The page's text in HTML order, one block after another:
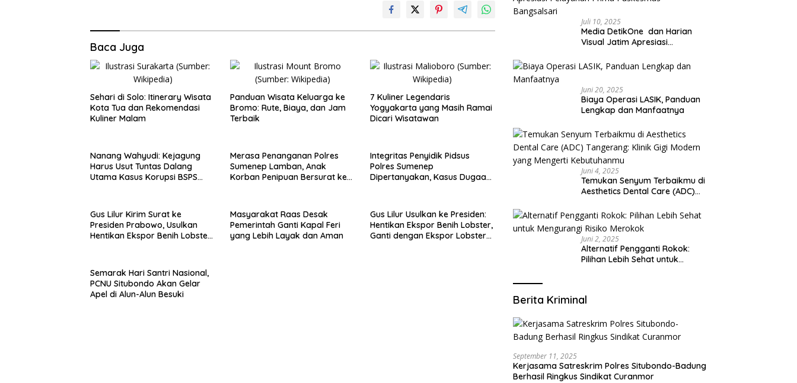
Baca Juga
Sehari di Solo: Itinerary Wisata
Kota Tua dan Rekomendasi
Kuliner Malam
Panduan Wisata Keluarga ke
Bromo: Rute, Biaya, dan Jam
Terbaik
7 Kuliner Legendaris
Yogyakarta yang Masih Ramai
Dicari Wisatawan
Nanang Wahyudi: Kejagung
Harus Usut Tuntas Dalang
Utama Kasus Korupsi BSPS
Merasa Penanganan Polres
Sumenep Lamban, Anak
Korban Penipuan Bersurat ke
Integritas Penyidik Pidsus
Polres Sumenep
Dipertanyakan, Kasus Dugaan
Gus Lilur Kirim Surat ke
Presiden Prabowo, Usulkan
Hentikan Ekspor Benih Lobster
Masyarakat Raas Desak
Pemerintah Ganti Kapal Feri
yang Lebih Layak dan Aman
Gus Lilur Usulkan ke Presiden:
Hentikan Ekspor Benih Lobster,
Ganti dengan Ekspor Lobster
Semarak Hari Santri Nasional,
PCNU Situbondo Akan Gelar
Apel di Alun-Alun Besuki
Juli 10, 2025
Media DetikOne dan Harian
Visual Jatim Apresiasi
Bangsalsari
Juni 20, 2025
Biaya Operasi LASIK, Panduan
Lengkap dan Manfaatnya
Juni 4, 2025
Temukan Senyum Terbaikmu di
Aesthetics Dental Care (ADC)
yang Mengerti Kebutuhanmu
Juni 2, 2025
Alternatif Pengganti Rokok:
Pilihan Lebih Sehat untuk
Berita Kriminal
September 11, 2025
Kerjasama Satreskrim Polres Situbondo-Badung
Berhasil Ringkus Sindikat Curanmor